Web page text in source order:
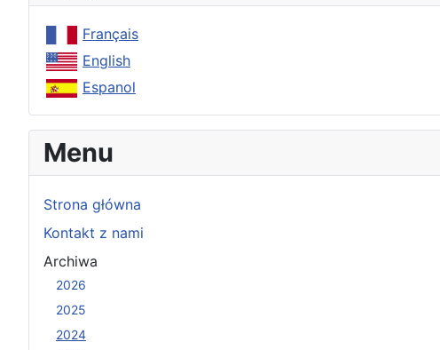
Français
English
Espanol
Menu
Strona główna
Kontakt z nami
Archiwa
2026
2025
2024